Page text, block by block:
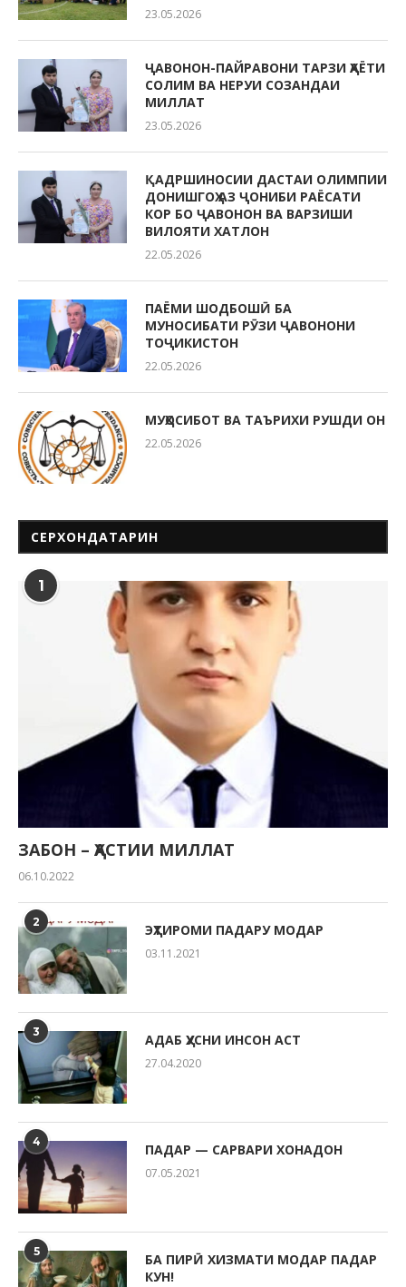
23.05.2026
ҶАВОНОН-ПАЙРАВОНИ ТАРЗИ ҲАЁТИ
СОЛИМ ВА НЕРУИ СОЗАНДАИ
МИЛЛАТ
23.05.2026
ҚАДРШИНОСИИ ДАСТАИ ОЛИМПИИ
ДОНИШГОҲ АЗ ҶОНИБИ РАЁСАТИ
КОР БО ҶАВОНОН ВА ВАРЗИШИ
ВИЛОЯТИ ХАТЛОН
22.05.2026
ПАЁМИ ШОДБОШӢ БА
МУНОСИБАТИ РӮЗИ ҶАВОНОНИ
ТОҶИКИСТОН
22.05.2026
МУҲОСИБОТ ВА ТАЪРИХИ РУШДИ ОН
22.05.2026
СЕРХОНДАТАРИН
1
ЗАБОН – ҲАСТИИ МИЛЛАТ
06.10.2022
2 ЭҲТИРОМИ ПАДАРУ МОДАР
03.11.2021
3 АДАБ ҲУСНИ ИНСОН АСТ
27.04.2020
4 ПАДАР — САРВАРИ ХОНАДОН
07.05.2021
5
БА ПИРӢ ХИЗМАТИ МОДАР ПАДАР
КУН!